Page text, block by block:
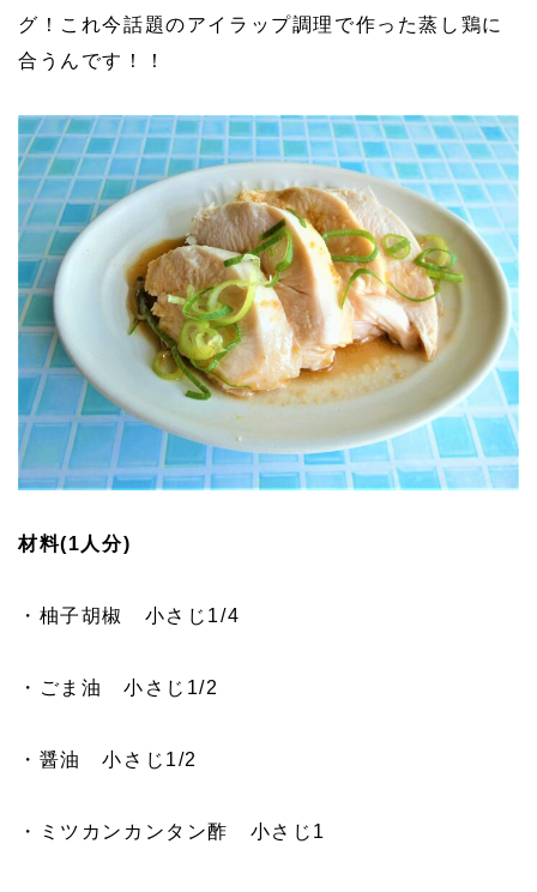
グ！これ今話題のアイラップ調理で作った蒸し鶏に
合うんです！！
材料(1人分)
・柚子胡椒 小さじ1/4
・ごま油 小さじ1/2
・醤油 小さじ1/2
・ミツカンカンタン酢 小さじ1